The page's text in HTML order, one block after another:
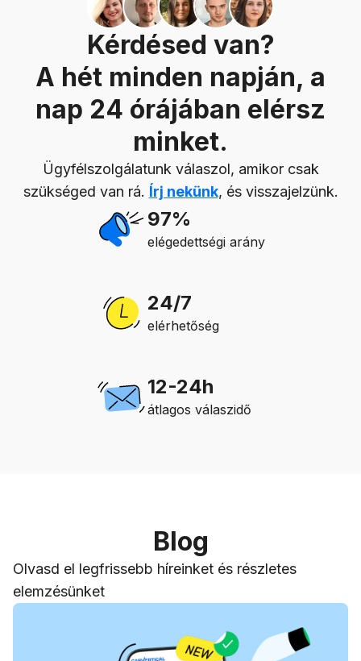
Kérdésed van?
A hét minden napján, a
nap 24 órájában elérsz
minket.
Ügyfélszolgálatunk válaszol, amikor csak
szükséged van rá. Írj nekünk, és visszajelzünk.
97%
elégedettségi arány
24/7
elérhetőség
12-24h
átlagos válaszidő
Blog
Olvasd el legfrissebb híreinket és részletes
elemzésünket